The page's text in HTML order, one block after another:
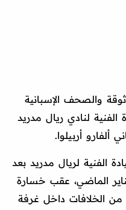
والصحف الإسبانية
الفنية لنادي ريال مدريد
ألفارو أربيلوا.
الفنية لريال مدريد بعد
الماضي، عقب خسارة
من الخلافات داخل غرفة